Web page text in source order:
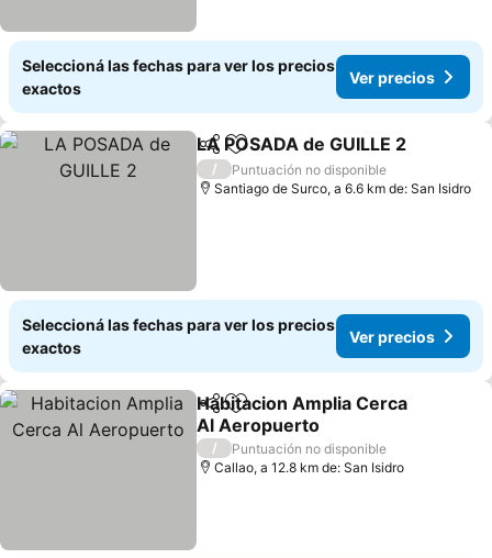
Seleccioná las fechas para ver los precios
exactos
Ver precios
CompartirAñadir a favoritos
LA POSADA de GUILLE 2
/
Puntuación no disponible
Santiago de Surco, a 6.6 km de: San Isidro
Seleccioná las fechas para ver los precios
exactos
Ver precios
CompartirAñadir a favoritos
Habitacion Amplia Cerca
Al Aeropuerto
/
Puntuación no disponible
Callao, a 12.8 km de: San Isidro